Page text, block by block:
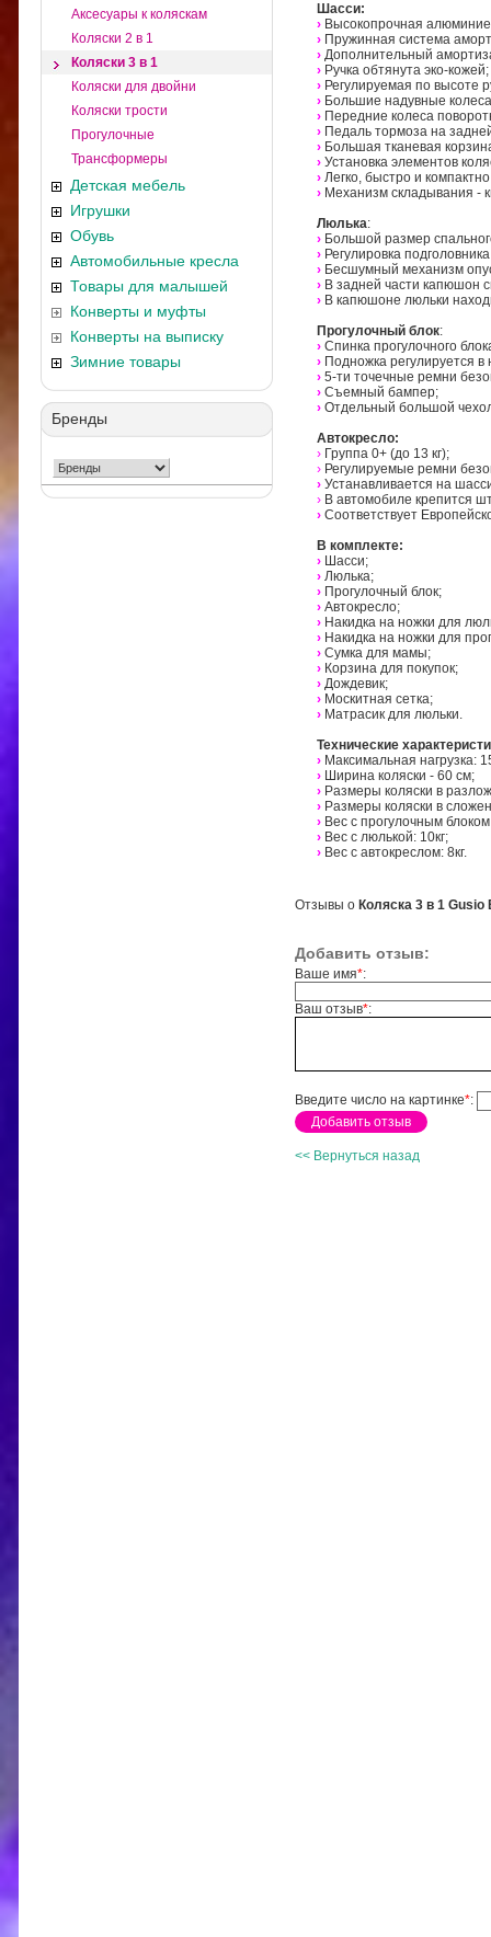
Аксесуары к коляскам
Коляски 2 в 1
Коляски 3 в 1
Коляски для двойни
Коляски трости
Прогулочные
Трансформеры
Детская мебель
Игрушки
Обувь
Автомобильные кресла
Товары для малышей
Конверты и муфты
Конверты на выписку
Зимние товары
Бренды
Шасси:
› Высокопрочная
› Пружинная система
› Дополнительный
› Ручка обтянута эко-кожей;
› Регулируемая по высоте
› Большие надувные
› Передние колеса
› Педаль тормоза на
› Большая тканевая
› Установка элементов
› Легко, быстро и
› Механизм складывания -
Люлька:
› Большой размер
› Регулировка
› Бесшумный механизм
› В задней части капюшон
› В капюшоне люльки
Прогулочный блок:
› Спинка прогулочного
› Подножка регулируется
› 5-ти точечные ремни
› Съемный бампер;
› Отдельный большой
Автокресло:
› Группа 0+ (до 13 кг);
› Регулируемые ремни
› Устанавливается на
› В автомобиле крепится
› Соответствует
В комплекте:
› Шасси;
› Люлька;
› Прогулочный блок;
› Автокресло;
› Накидка на ножки для
› Накидка на ножки для
› Сумка для мамы;
› Корзина для покупок;
› Дождевик;
› Москитная сетка;
› Матрасик для люльки.
Технические
› Максимальная нагрузка:
› Ширина коляски - 60 см;
› Размеры коляски в
› Размеры коляски в
› Вес с прогулочным
› Вес с люлькой: 10кг;
› Вес с автокреслом: 8кг.
Отзывы о Коляска 3 в 1
Добавить отзыв:
Ваше имя*:
Ваш отзыв*:
Введите число на картинке*:
<< Вернуться назад